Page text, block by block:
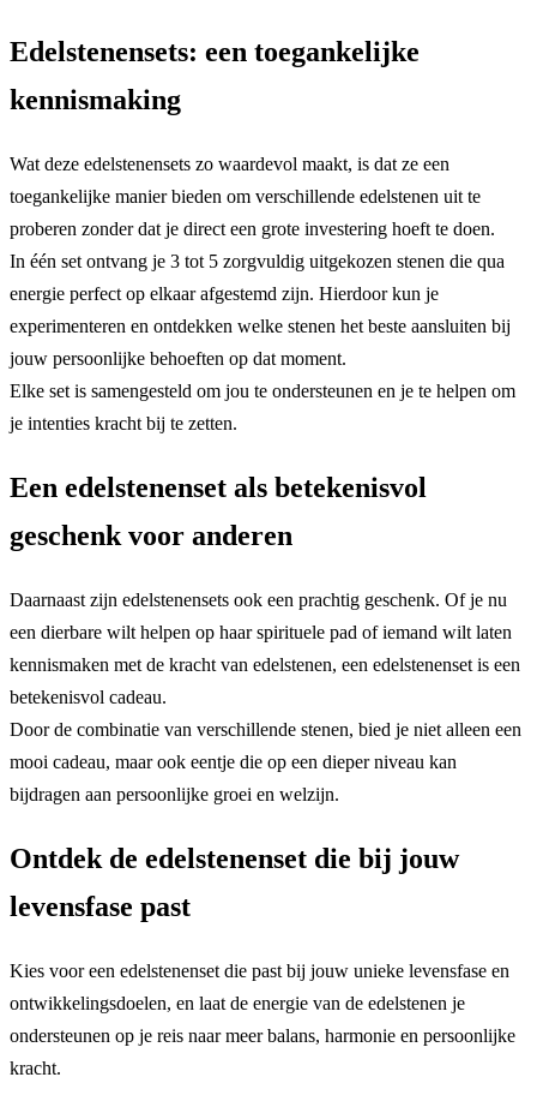
Edelstenensets: een toegankelijke
kennismaking
Wat deze edelstenensets zo waardevol maakt, is dat ze een
toegankelijke manier bieden om verschillende edelstenen uit te
proberen zonder dat je direct een grote investering hoeft te doen.
In één set ontvang je 3 tot 5 zorgvuldig uitgekozen stenen die qua
energie perfect op elkaar afgestemd zijn. Hierdoor kun je
experimenteren en ontdekken welke stenen het beste aansluiten bij
jouw persoonlijke behoeften op dat moment.
Elke set is samengesteld om jou te ondersteunen en je te helpen om
je intenties kracht bij te zetten.
Een edelstenenset als betekenisvol
geschenk voor anderen
Daarnaast zijn edelstenensets ook een prachtig geschenk. Of je nu
een dierbare wilt helpen op haar spirituele pad of iemand wilt laten
kennismaken met de kracht van edelstenen, een edelstenenset is een
betekenisvol cadeau.
Door de combinatie van verschillende stenen, bied je niet alleen een
mooi cadeau, maar ook eentje die op een dieper niveau kan
bijdragen aan persoonlijke groei en welzijn.
Ontdek de edelstenenset die bij jouw
levensfase past
Kies voor een edelstenenset die past bij jouw unieke levensfase en
ontwikkelingsdoelen, en laat de energie van de edelstenen je
ondersteunen op je reis naar meer balans, harmonie en persoonlijke
kracht.